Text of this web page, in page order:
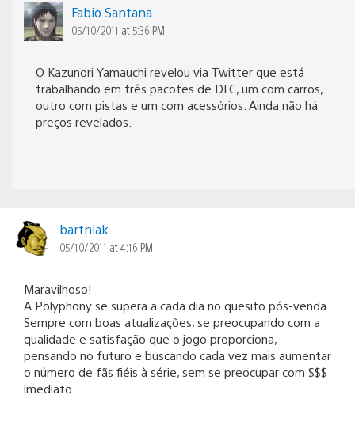
Fabio Santana
05/10/2011 at 5:36 PM
O Kazunori Yamauchi revelou via Twitter que está
trabalhando em três pacotes de DLC, um com carros,
outro com pistas e um com acessórios. Ainda não há
preços revelados.
bartniak
05/10/2011 at 4:16 PM
Maravilhoso!
A Polyphony se supera a cada dia no quesito pós-venda.
Sempre com boas atualizações, se preocupando com a
qualidade e satisfação que o jogo proporciona,
pensando no futuro e buscando cada vez mais aumentar
o número de fãs fiéis à série, sem se preocupar com $$$
imediato.